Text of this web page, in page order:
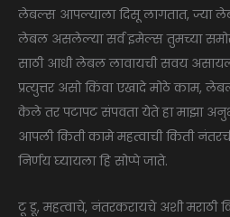
लेबल्स आपल्याला दिसू लागतात, ज्या
लेबल असलेल्या सर्व इमेल्स तुमच्या समोर
साठी आधी लेबल लावायची सवय
प्रत्युत्तर असो किंवा एखादे मोठे काम,
केले तर पटापट संपवता येते हा माझा
आपली किती कामे महत्वाची किती
निर्णय घ्यायला हि सोप्पे जाते.
टू डू, महत्वाचे, नंतरकरायचे अशी मराठी